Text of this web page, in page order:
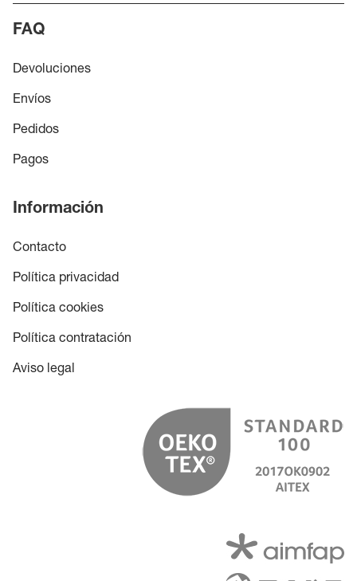
FAQ
Devoluciones
Envíos
Pedidos
Pagos
Información
Contacto
Política privacidad
Política cookies
Política contratación
Aviso legal